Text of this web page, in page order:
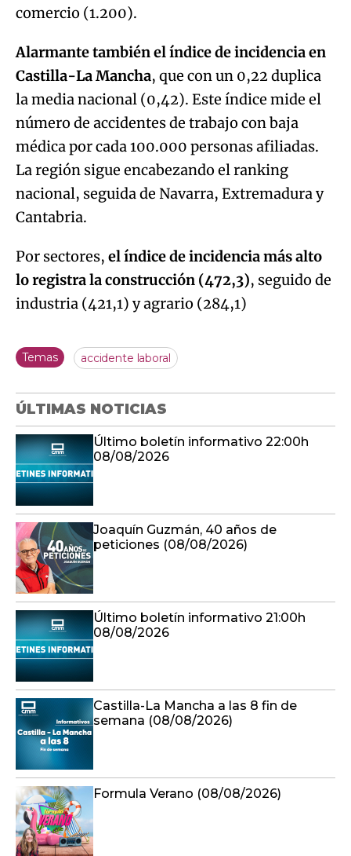
comercio (1.200).
Alarmante también el índice de incidencia en
Castilla-La Mancha, que con un 0,22 duplica
la media nacional (0,42). Este índice mide el
número de accidentes de trabajo con baja
médica por cada 100.000 personas afiliadas.
La región sigue encabezando el ranking
nacional, seguida de Navarra, Extremadura y
Cantabria.
Por sectores, el índice de incidencia más alto
lo registra la construcción (472,3), seguido de
industria (421,1) y agrario (284,1)
Temas accidente laboral
ÚLTIMAS NOTICIAS
Último boletín informativo 22:00h
08/08/2026
Joaquín Guzmán, 40 años de
peticiones (08/08/2026)
Último boletín informativo 21:00h
08/08/2026
Castilla-La Mancha a las 8 fin de
semana (08/08/2026)
Formula Verano (08/08/2026)